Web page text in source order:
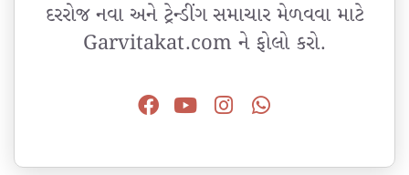
દરરોજ નવા અને ટ્રેન્ડીંગ સમાચાર મેળવવા માટે
Garvitakat.com ને ફોલો કરો.